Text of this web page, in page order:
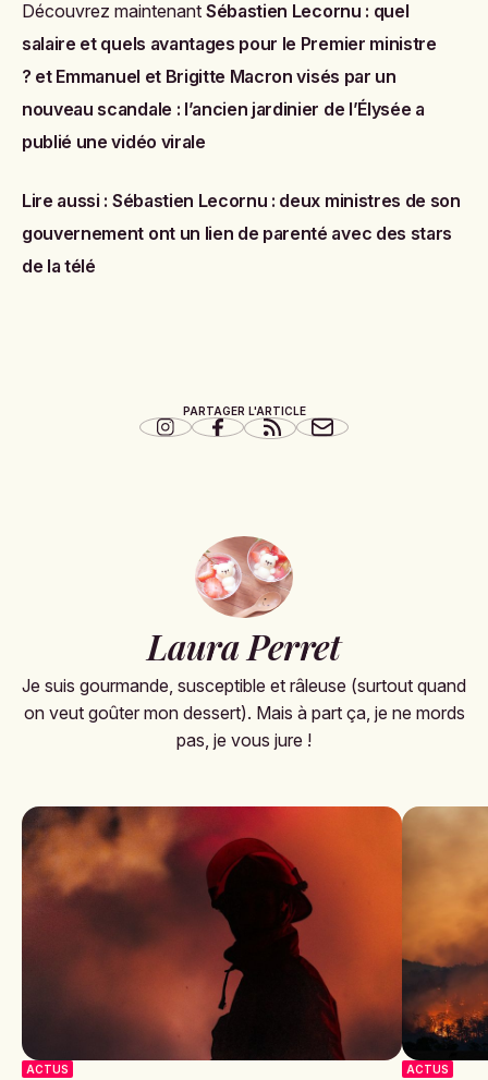
Découvrez maintenant Sébastien Lecornu : quel
salaire et quels avantages pour le Premier ministre
? et Emmanuel et Brigitte Macron visés par un
nouveau scandale : l’ancien jardinier de l’Élysée a
publié une vidéo virale
Lire aussi : Sébastien Lecornu : deux ministres de son
gouvernement ont un lien de parenté avec des stars
de la télé
PARTAGER L'ARTICLE
Laura Perret
Je suis gourmande, susceptible et râleuse (surtout quand
on veut goûter mon dessert). Mais à part ça, je ne mords
pas, je vous jure !
ACTUS ACTUS